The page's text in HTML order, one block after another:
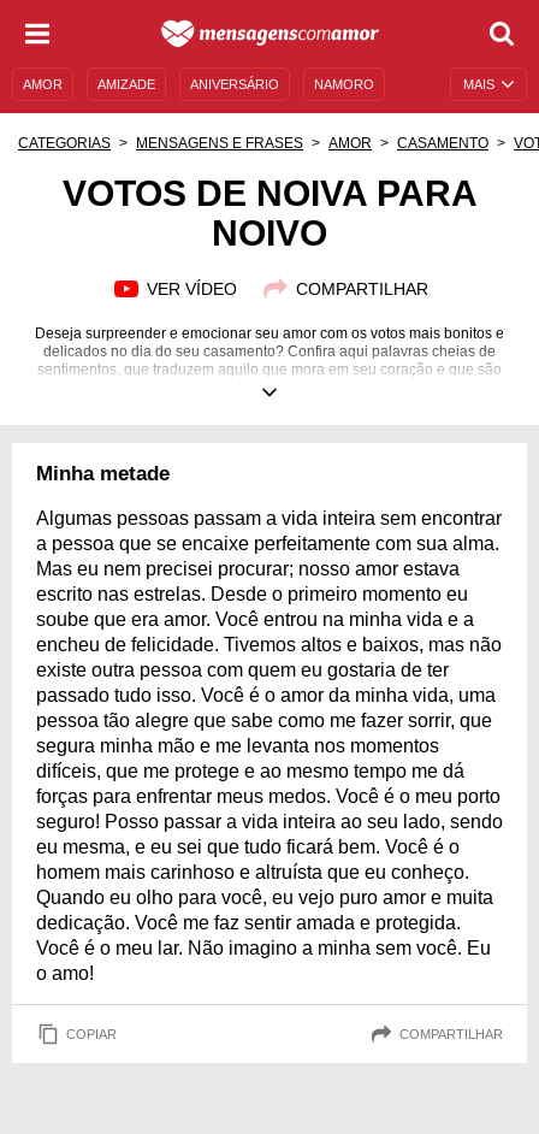
MAIS
AMOR AMIZADE ANIVERSÁRIO NAMORO
MENSAGENS DE ANIVERSÁRIO
CATEGORIAS MENSAGENS E FRASES AMOR CASAMENTO
VOTOS DE NOIVA PARA
NOIVO
VER VÍDEO COMPARTILHAR
Deseja surpreender e emocionar seu amor com os votos mais bonitos e
delicados no dia do seu casamento? Confira aqui palavras cheias de
sentimentos, que traduzem aquilo que mora em seu coração e que são
verdadeiras juras de companheirismo, cumplicidade e amor eterno.
Minha metade
Algumas pessoas passam a vida inteira sem encontrar
a pessoa que se encaixe perfeitamente com sua alma.
Mas eu nem precisei procurar; nosso amor estava
escrito nas estrelas. Desde o primeiro momento eu
soube que era amor. Você entrou na minha vida e a
encheu de felicidade. Tivemos altos e baixos, mas não
existe outra pessoa com quem eu gostaria de ter
passado tudo isso. Você é o amor da minha vida, uma
pessoa tão alegre que sabe como me fazer sorrir, que
segura minha mão e me levanta nos momentos
difíceis, que me protege e ao mesmo tempo me dá
forças para enfrentar meus medos. Você é o meu porto
seguro! Posso passar a vida inteira ao seu lado, sendo
eu mesma, e eu sei que tudo ficará bem. Você é o
homem mais carinhoso e altruísta que eu conheço.
Quando eu olho para você, eu vejo puro amor e muita
dedicação. Você me faz sentir amada e protegida.
Você é o meu lar. Não imagino a minha sem você. Eu
o amo!
COPIAR COMPARTILHAR